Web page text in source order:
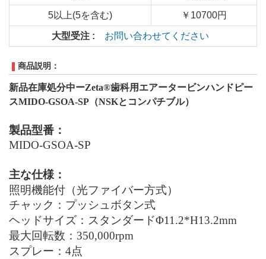
5以上(5を含む) ￥10700円
大型受注 : お問い合わせてください
商品説明：
新品在庫処分中ーZeta®歯科用エアータービンハンドピー
スMIDO-GSOA-SP （NSKとコンパチブル）
製品型番：
MIDO-GSOA-SP
主な仕様：
照明機能付（光ファイバー方式）
チャック：プッシュボタン式
ヘッドサイズ：スタンダードΦ11.2*H13.2mm
最大回転数：350,000rpm
スプレー：4点